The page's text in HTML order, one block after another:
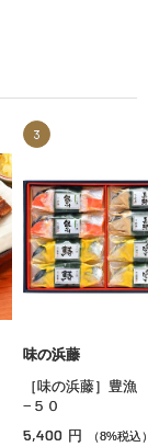
3
味の浜藤
［味の浜藤］豊
−５０
5,400 円 （8%税込